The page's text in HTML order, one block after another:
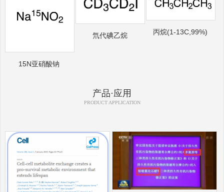
15N亚硝酸钠
氘代碘乙烷 丙烷(1-13C,99%)
产品·应用
PRODUCT APPLICATION